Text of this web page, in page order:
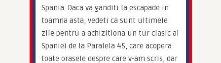
Spania. Daca va ganditi la escapade in
toamna asta, vedeti ca sunt ultimele
zile pentru a achizitiona un tur clasic al
Spaniei de la Paralela 45, care acopera
toate orasele despre care v-am scris, dar